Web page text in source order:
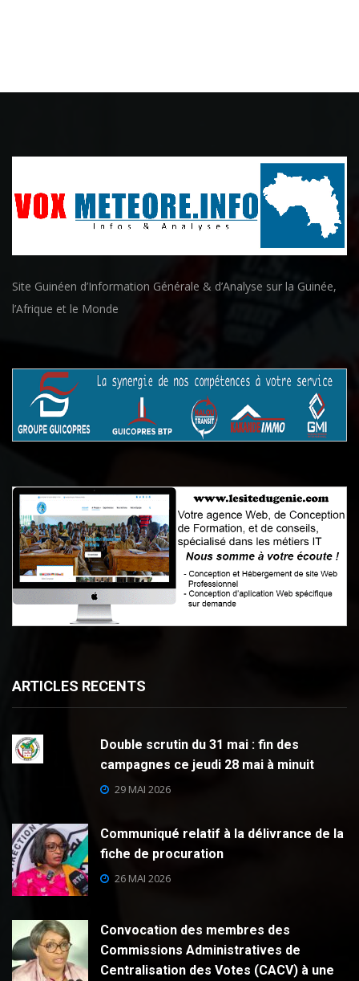
Site Guinéen d’Information Générale & d’Analyse sur la Guinée,
l’Afrique et le Monde
ARTICLES RECENTS
Double scrutin du 31 mai : fin des
campagnes ce jeudi 28 mai à minuit
29 MAI 2026
Communiqué relatif à la délivrance de la
fiche de procuration
26 MAI 2026
Convocation des membres des
Commissions Administratives de
Centralisation des Votes (CACV) à une